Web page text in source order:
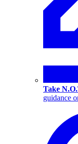
Take
guidance